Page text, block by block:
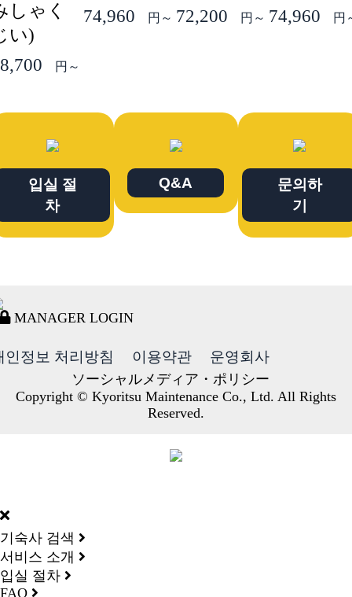
しゃく
い)
円～
74,960
円～ 72,200
円～ 74,960
円
입실 절
차
Q&A
문의하
기
MANAGER LOGIN
인정보 처리방침 이용약관 운영회사
ソーシャルメディア・ポリシー
Copyright © Kyoritsu Maintenance Co., Ltd. All Rights
Reserved.
기숙사 검색
서비스 소개
입실 절차
FAQ